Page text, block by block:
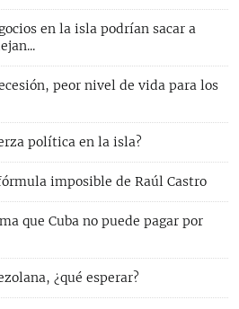
en la isla podrían sacar a
peor nivel de vida para los
política en la isla?
imposible de Raúl Castro
que Cuba no puede pagar por
¿qué esperar?